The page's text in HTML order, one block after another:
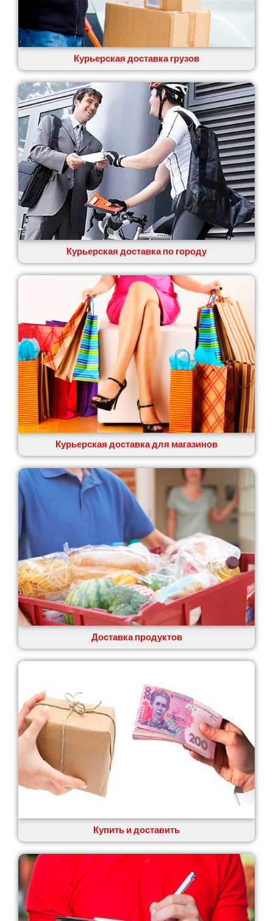
Курьерская доставка грузов
Курьерская доставка по городу
Курьерская доставка для магазинов
Доставка продуктов
Купить и доставить